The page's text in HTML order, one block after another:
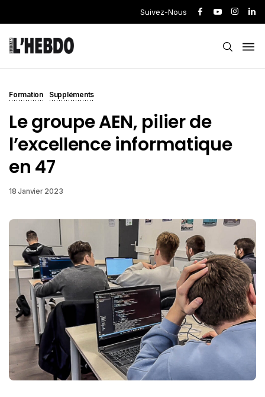
Suivez-Nous
Formation Suppléments
Le groupe AEN, pilier de
l’excellence informatique
en 47
18 Janvier 2023